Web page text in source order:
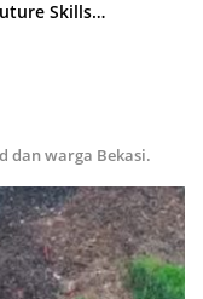
Skills
dan warga Bekasi.